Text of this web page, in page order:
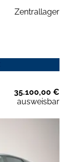
Zentrallager
35.100,00 €
ausweisbar